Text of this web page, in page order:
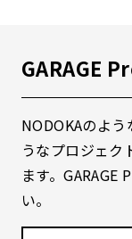
GARAGE
NODOKAのよ
うなプロジェク
ます。
い。